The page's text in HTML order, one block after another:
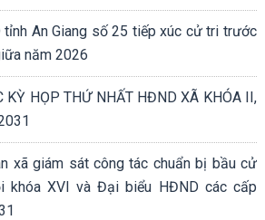
An Giang số 25 tiếp xúc cử tri trước
năm 2026
KỲ HỌP THỨ NHẤT HĐND XÃ KHÓA II,
xã giám sát công tác chuẩn bị bầu cử
khóa XVI và Đại biểu HĐND các cấp